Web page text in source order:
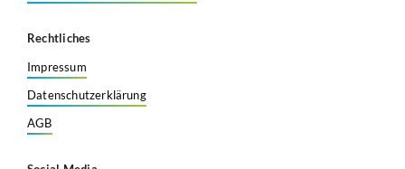
Rechtliches
Impressum
Datenschutzerklärung
AGB